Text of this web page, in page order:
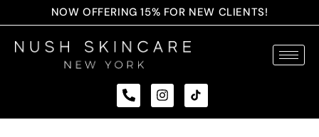
NOW OFFERING 15% FOR NEW CLIENTS!